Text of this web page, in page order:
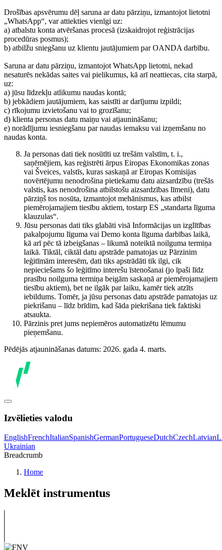
Drošības apsvērumu dēļ saruna ar datu pārziņu, izmantojot lietotni
„WhatsApp“, var attiekties vienīgi uz:
a) atbalstu konta atvēršanas procesā (izskaidrojot reģistrācijas
procedūras posmus);
b) atbilžu sniegšanu uz klientu jautājumiem par OANDA darbību.
Saruna ar datu pārziņu, izmantojot WhatsApp lietotni, nekad
nesaturēs nekādas saites vai pielikumus, kā arī neattiecas, cita starpā,
uz:
a) jūsu līdzekļu atlikumu naudas kontā;
b) jebkādiem jautājumiem, kas saistīti ar darījumu izpildi;
c) rīkojumu izvietošanu vai to grozīšanu;
d) klienta personas datu maiņu vai atjaunināšanu;
e) norādījumu iesniegšanu par naudas iemaksu vai izņemšanu no
naudas konta.
Ja personas dati tiek nosūtīti uz trešām valstīm, t. i.,
saņēmējiem, kas reģistrēti ārpus Eiropas Ekonomikas zonas
vai Šveices, valstīs, kuras saskaņā ar Eiropas Komisijas
novērtējumu nenodrošina pietiekamu datu aizsardzību (trešās
valstis, kas nenodrošina atbilstošu aizsardzības līmeni), datu
pārziņš tos nosūta, izmantojot mehānismus, kas atbilst
piemērojamajiem tiesību aktiem, tostarp ES „standarta līguma
klauzulas“.
Jūsu personas dati tiks glabāti visā Informācijas un izglītības
pakalpojumu līguma vai Demo konta līguma darbības laikā,
kā arī pēc tā izbeigšanas – likumā noteiktā noilguma termiņa
laikā. Tiktāl, ciktāl datu apstrāde pamatojas uz Pārzinim
leģitīmām interesēm, dati tiks apstrādāti tik ilgi, cik
nepieciešams šo leģitīmo interešu īstenošanai (jo īpaši līdz
prasību noilguma termiņa beigām saskaņā ar piemērojamajiem
tiesību aktiem), bet ne ilgāk par laiku, kamēr tiek atzīts
iebildums. Tomēr, ja jūsu personas datu apstrāde pamatojas uz
piekrišanu – līdz brīdim, kad šāda piekrišana tiek faktiski
atsaukta.
Pārzinis pret jums nepiemēros automatizētu lēmumu
pieņemšanu.
Pēdējās atjaunināšanas datums: 2026. gada 4. marts.
Izvēlieties valodu
EnglishFrenchItalianSpanishGermanPortugueseDutchCzechLatvian
Ukrainian
Breadcrumb
Home
Meklēt instrumentus